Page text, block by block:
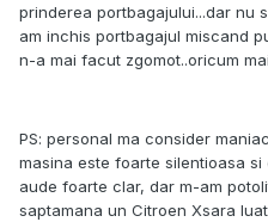
prinderea portbagajului...dar nu
am inchis portbagajul miscand
n-a mai facut zgomot..oricum
PS: personal ma consider
masina este foarte silentioasa
aude foarte clar, dar m-am
saptamana un Citroen Xsara